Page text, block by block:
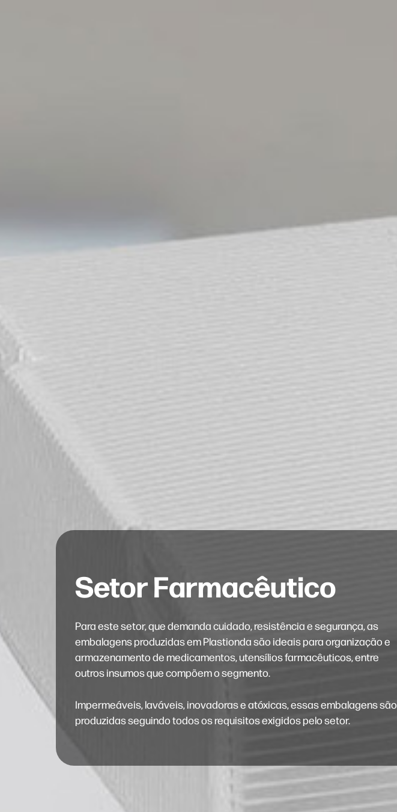
Setor Farmacêutico
Para este setor, que demanda cuidado, resistência e segurança, as
embalagens produzidas em Plastionda são ideais para organização e
armazenamento de medicamentos, utensílios farmacêuticos, entre
outros insumos que compõem o segmento.
Impermeáveis, laváveis, inovadoras e atóxicas, essas embalagens são
produzidas seguindo todos os requisitos exigidos pelo setor.